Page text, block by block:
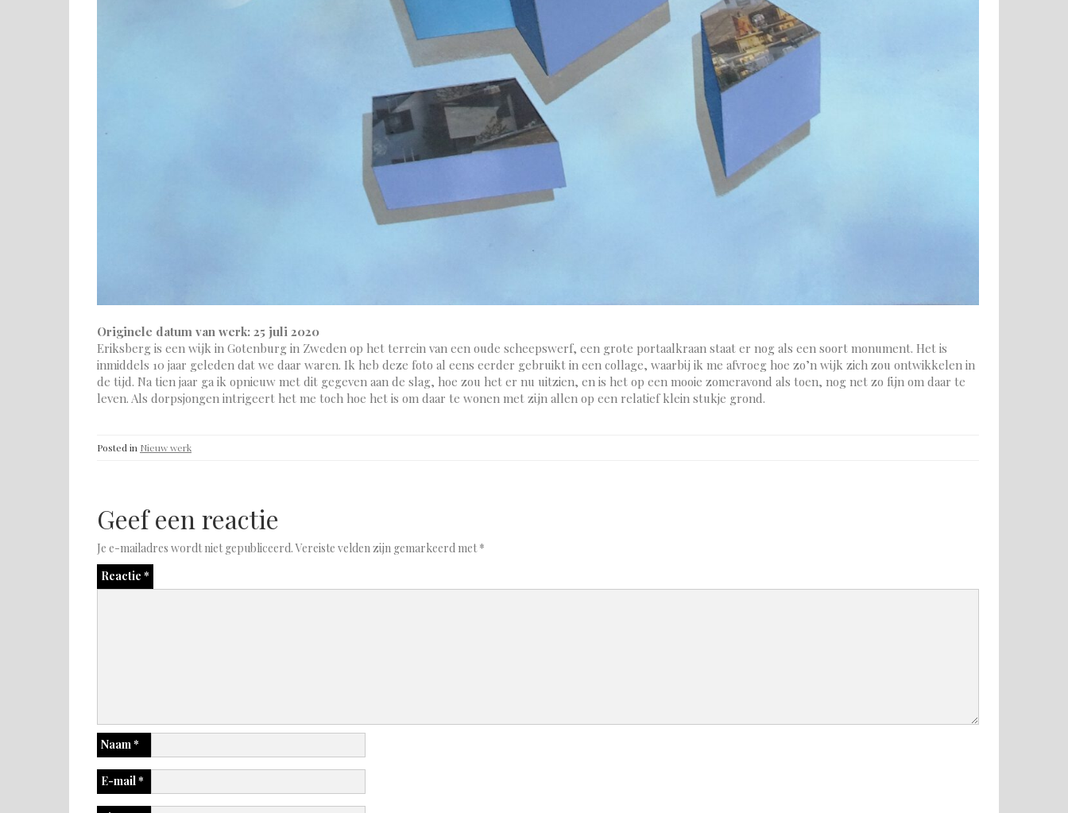
Originele datum van werk: 25 juli 2020
Eriksberg is een wijk in Gotenburg in Zweden op het terrein van een oude scheepswerf, een grote portaalkraan staat er nog als een soort monument. Het is
inmiddels 10 jaar geleden dat we daar waren. Ik heb deze foto al eens eerder gebruikt in een collage, waarbij ik me afvroeg hoe zo’n wijk zich zou ontwikkelen in
de tijd. Na tien jaar ga ik opnieuw met dit gegeven aan de slag, hoe zou het er nu uitzien, en is het op een mooie zomeravond als toen, nog net zo fijn om daar te
leven. Als dorpsjongen intrigeert het me toch hoe het is om daar te wonen met zijn allen op een relatief klein stukje grond.
Posted in Nieuw werk
Geef een reactie
Je e-mailadres wordt niet gepubliceerd. Vereiste velden zijn gemarkeerd met*
Reactie *
Naam*
E-mail*